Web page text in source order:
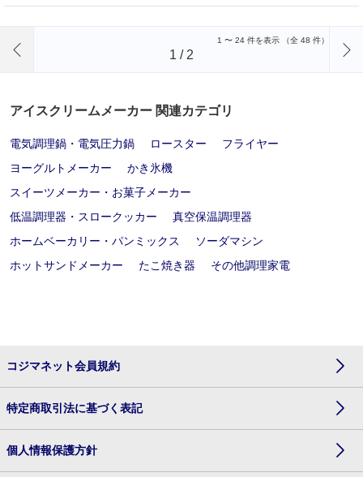
1 〜 24 件を表示 （全 48 件）
1 / 2
アイスクリームメーカー 関連カテゴリ
電気調理鍋・電気圧力鍋 ロースター
フライヤー
ヨーグルトメーカー
かき氷機
スイーツメーカー・お菓子メーカー
低温調理器・スロークッカー
真空保温調理器
ホームベーカリー・パンミックス
ソーダマシン
ホットサンドメーカー
たこ焼き器 その他調理家電
コジマネット会員規約
特定商取引法に基づく表記
個人情報保護方針